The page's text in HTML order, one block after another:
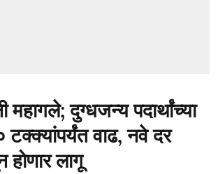
दुग्धजन्य पदार्थांच्या
टक्क्यांपर्यंत वाढ, नवे दर
होणार लागू